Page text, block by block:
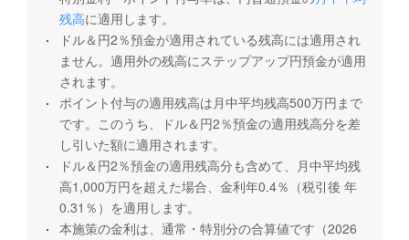
残高に適用します。
ドル＆円2％預金が適用されている残高には適用され
ません。適用外の残高にステップアップ円預金が適用
されます。
ポイント付与の適用残高は月中平均残高500万円まで
です。このうち、ドル＆円2％預金の適用残高分を差
し引いた額に適用されます。
ドル＆円2％預金の適用残高分も含めて、月中平均残
高1,000万円を超えた場合、金利年0.4％（税引後 年
0.31％）を適用します。
本施策の金利は、通常・特別分の合算値です（2026